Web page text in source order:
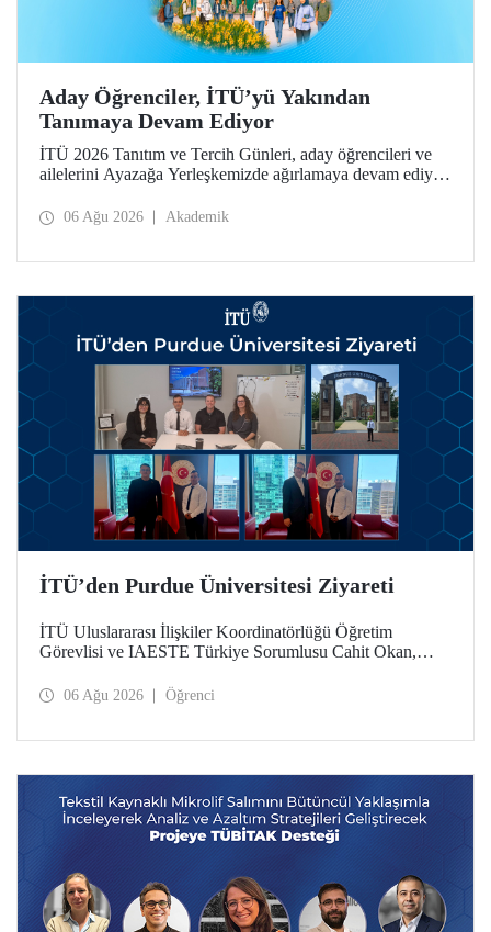
Aday Öğrenciler, İTÜ’yü Yakından
Tanımaya Devam Ediyor
İTÜ 2026 Tanıtım ve Tercih Günleri, aday öğrencileri ve
ailelerini Ayazağa Yerleşkemizde ağırlamaya devam ediyor.
ilgili fakülte ve birimler adaylara bilgi vermeye devam
06 Ağu 2026 Akademik
İTÜ’den Purdue Üniversitesi Ziyareti
İTÜ Uluslararası İlişkiler Koordinatörlüğü Öğretim
Görevlisi ve IAESTE Türkiye Sorumlusu Cahit Okan,
Temmuz tarihlerinde ABD’de dünyanın önde gelen
06 Ağu 2026 Öğrenci